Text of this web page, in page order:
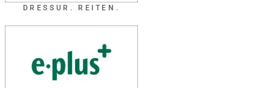
DRESSUR. REITEN.